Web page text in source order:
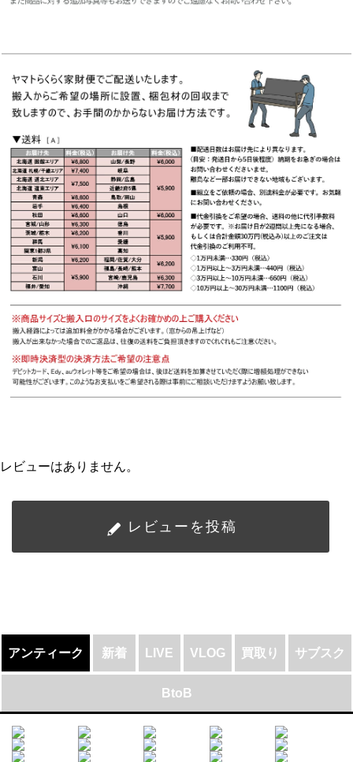
レビューはありません。
レビューを投稿
アンティーク 新着 LIVE VLOG 買取り サブスク
BtoB